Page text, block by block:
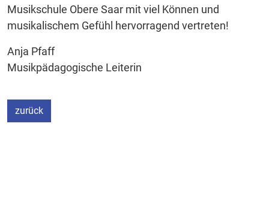
Musikschule Obere Saar mit viel Können und
musikalischem Gefühl hervorragend vertreten!
Anja Pfaff
Musikpädagogische Leiterin
zurück